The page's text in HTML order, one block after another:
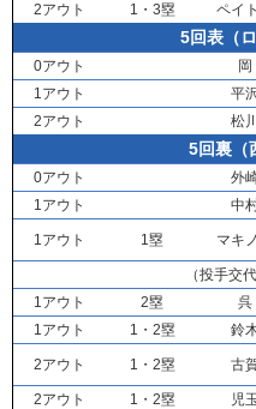
2アウト
1・3塁 ペイ
5回表（
0アウト 岡
1アウト
平
2アウト
松川
5回裏（
0アウト 外
1アウト
中
1アウト 1塁 マキ
（投手交
1アウト
2塁 呉
1アウト
1・2塁 鈴
2アウト 1・2塁 古
2アウト
1・2塁 児